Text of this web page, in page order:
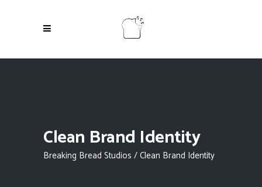
Clean Brand Identity
Breaking Bread Studios /Clean Brand Identity